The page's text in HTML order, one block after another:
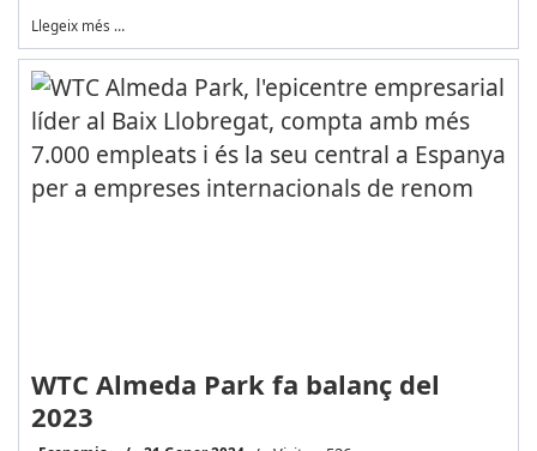
Llegeix més …
WTC Almeda Park fa balanç del
2023